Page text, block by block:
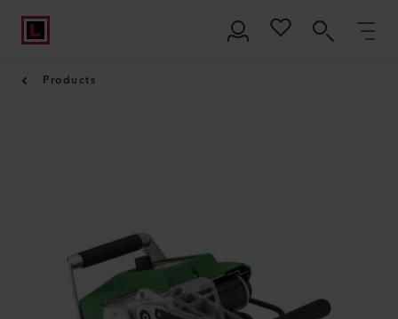
Products